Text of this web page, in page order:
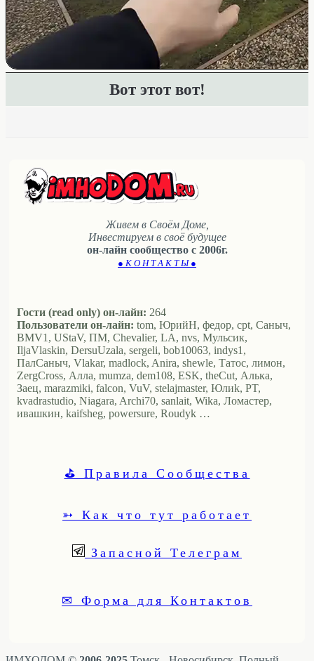
Вот этот вот!
Живем в Своём Доме,
Инвестируем в своё будущее
он-лайн сообщество с 2006г.
● К О Н Т А К Т Ы ●
Гости (read only) он-лайн: 264
Пользователи он-лайн: tom, ЮрийН, федор, cpt, Саныч,
BMV1, UStaV, ПМ, Chevalier, LA, nvs, Мульсик,
IljaVlaskin, DersuUzala, sergeli, bob10063, indys1,
ПалСаныч, Vlakar, madlock, Anira, shewle, Татос, лимон,
ZergCross, Алла, mumza, dem108, ESK, theCut, Алька,
Заец, marazmiki, falcon, VuV, stelajmaster, Юлиk, PT,
kvadrastudio, Niagara, Archi70, sanlait, Wika, Ломастер,
ивашкин, kaifsheg, powersure, Roudyk …
⛳ Правила Сообщества
➳ Как что тут работает
Запасной Телеграм
✉ Форма для Контактов